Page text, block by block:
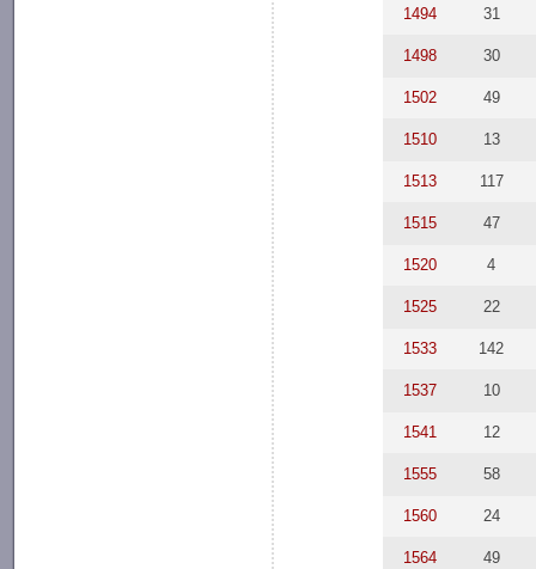
1494 31
1498 30
1502 49
1510 13
1513 117
1515 47
1520 4
1525 22
1533 142
1537 10
1541 12
1555 58
1560 24
1564 49